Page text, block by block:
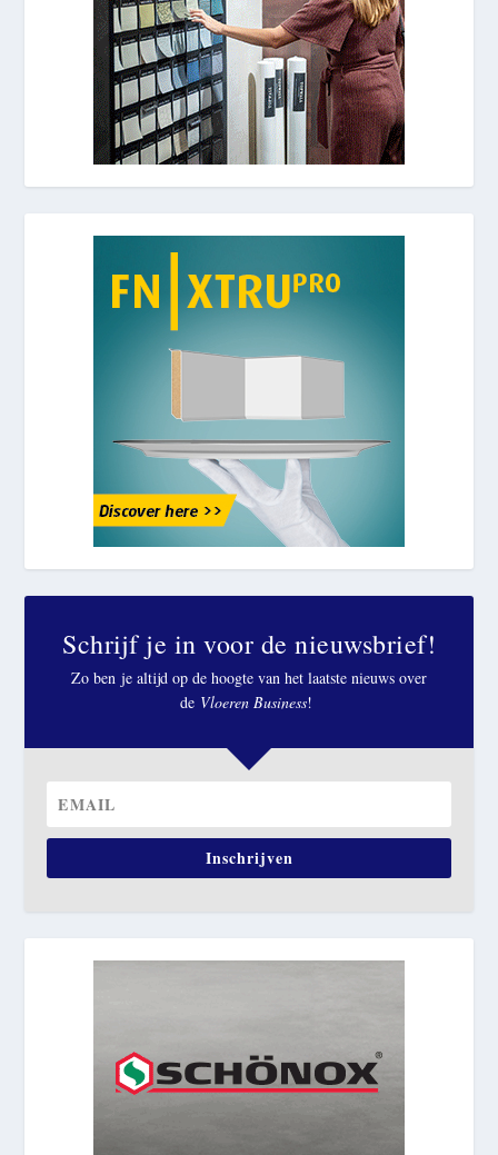
Schrijf je in voor de nieuwsbrief!
Zo ben je altijd op de hoogte van het laatste nieuws over
de Vloeren Business!
Inschrijven